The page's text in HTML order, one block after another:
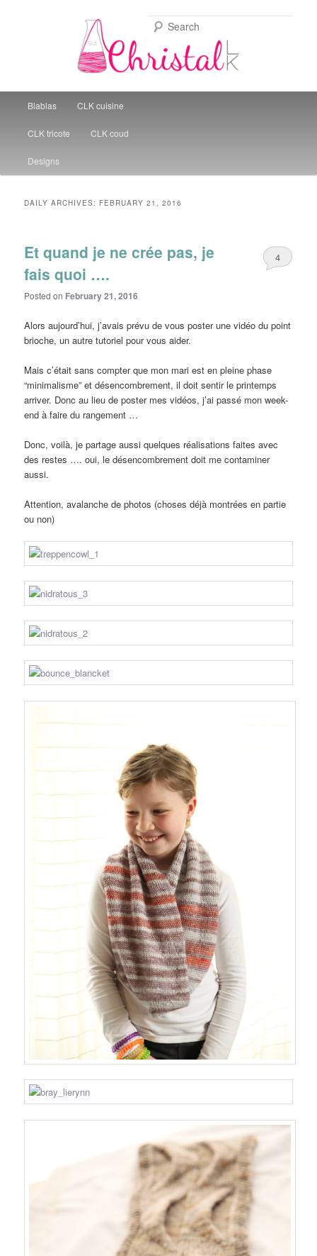
Christal Little Kitchen
Skip to primary content
Skip to secondary content
Blablas CLK cuisine
CLK tricote CLK coud
Designs
DAILY ARCHIVES: FEBRUARY 21, 2016
Et quand je ne crée pas, je
fais quoi ….
Posted on February 21, 2016
4
Alors aujourd’hui, j’avais prévu de vous poster une vidéo du point
brioche, un autre tutoriel pour vous aider.
Mais c’était sans compter que mon mari est en pleine phase
“minimalisme” et désencombrement, il doit sentir le printemps
arriver. Donc au lieu de poster mes vidéos, j’ai passé mon week-
end à faire du rangement …
Donc, voilà, je partage aussi quelques réalisations faites avec
des restes …. oui, le désencombrement doit me contaminer
aussi.
Attention, avalanche de photos (choses déjà montrées en partie
ou non)